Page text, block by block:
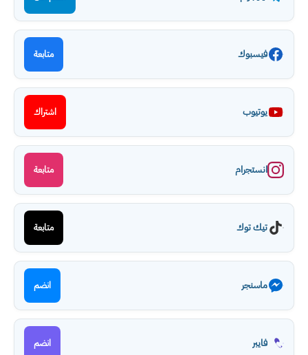
فيسبوك متابعة
يوتيوب اشتراك
انستجرام متابعة
تيك توك متابعة
ماسنجر انضم
فايبر انضم